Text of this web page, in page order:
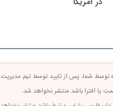
توسط شما، پس از تایید توسط تیم
یا افترا باشد منتشر نخواهد شد.